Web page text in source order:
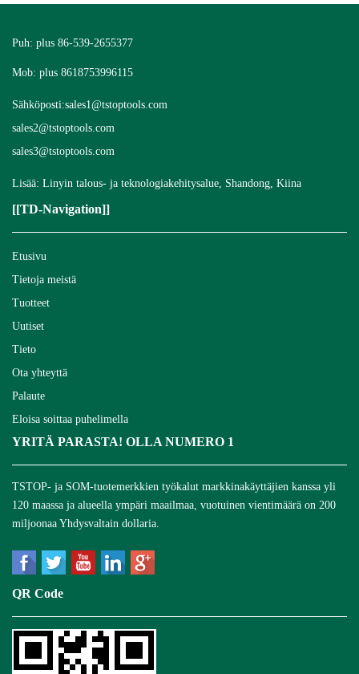
Puh: plus 86-539-2655377
Mob: plus 8618753996115
Sähköposti:sales1@tstoptools.com
sales2@tstoptools.com
sales3@tstoptools.com
Lisää: Linyin talous- ja teknologiakehitysalue, Shandong, Kiina
[[TD-Navigation]]
Etusivu
Tietoja meistä
Tuotteet
Uutiset
Tieto
Ota yhteyttä
Palaute
Eloisa soittaa puhelimella
YRITÄ PARASTA! OLLA NUMERO 1
TSTOP- ja SOM-tuotemerkkien työkalut markkinakäyttäjien kanssa yli
120 maassa ja alueella ympäri maailmaa, vuotuinen vientimäärä on 200
miljoonaa Yhdysvaltain dollaria.
QR Code